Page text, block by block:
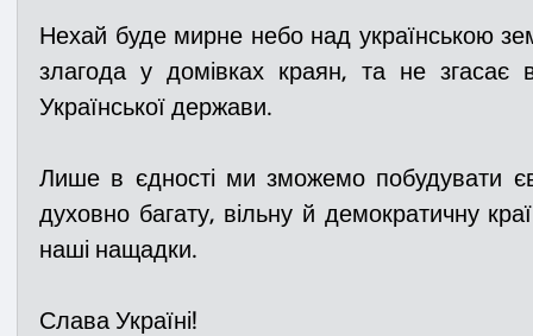
Нехай буде мирне небо над українською
злагода у домівках краян, та не згасає
Української держави.
Лише в єдності ми зможемо побудувати
духовно багату, вільну й демократичну
наші нащадки.
Слава Україні!